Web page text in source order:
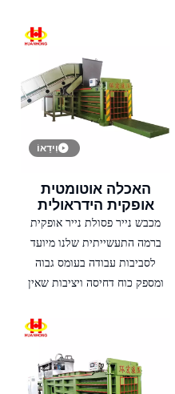
וִידֵאוֹ
האכלה אוטומטית
אופקית הידראולית
מכונת איטום פסולת
נייר
מכבש נייר פסולת נייר אופקית
ברמה התעשייתית שלנו מיועד
לסביבות עבודה בעומס גבוה
ומספק כוח דחיסה ויציבות שאין
הידראולי זה מיוצר עם חומרים
ואמינותו. המערכת ההידראולית
תוכננה בקפידה כדי להבטיח